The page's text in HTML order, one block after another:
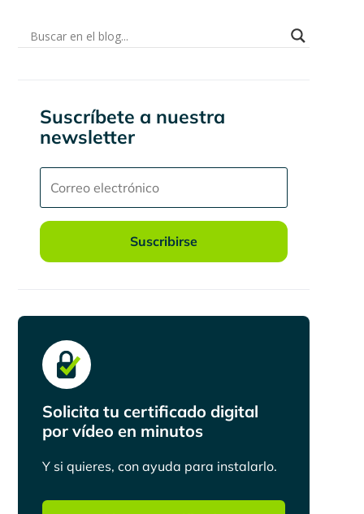
Suscríbete a nuestra
newsletter
Suscribirse
Solicita tu certificado digital
por vídeo en minutos
Y si quieres, con ayuda para instalarlo.